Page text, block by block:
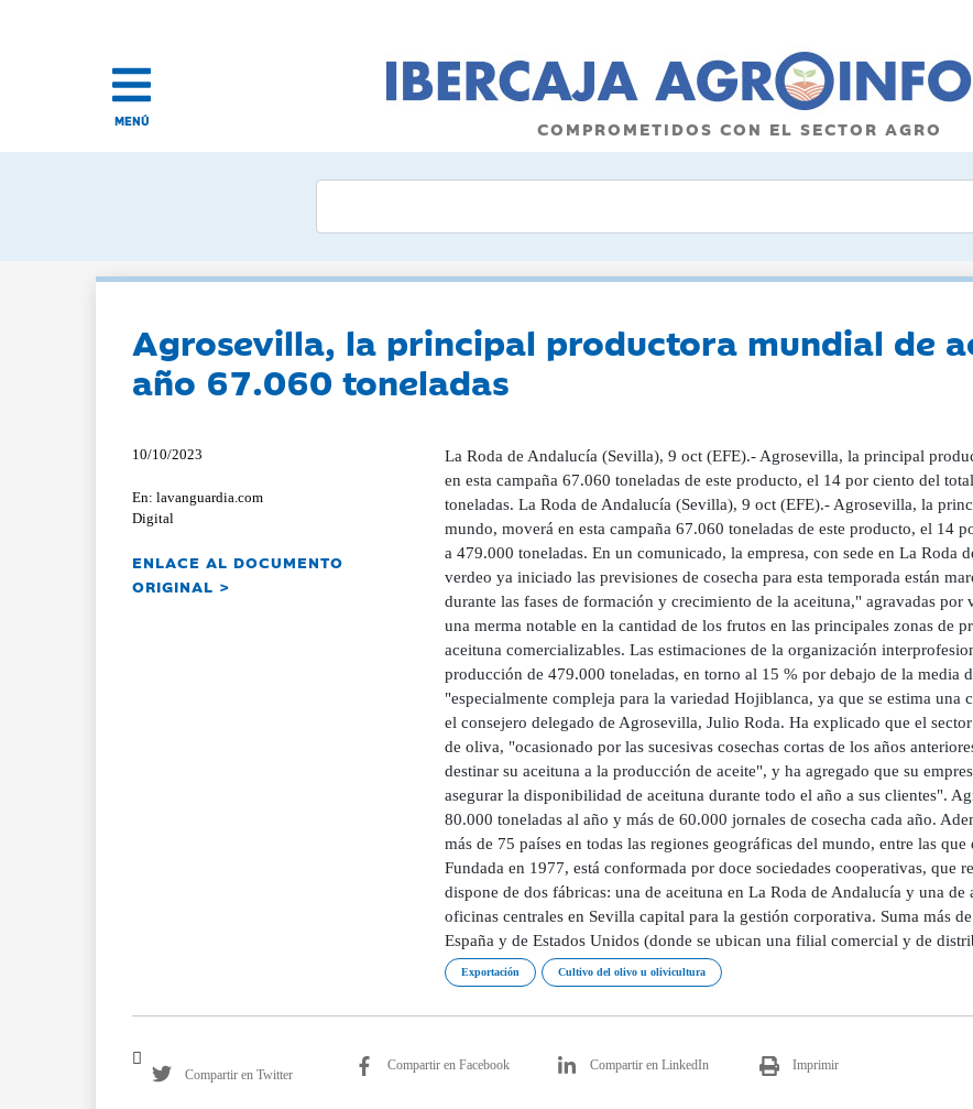
MENÚ COMPROMETIDOS CON EL SECTOR AGRO
Agrosevilla, la principal productora mundial de
año 67.060 toneladas
10/10/2023
En: lavanguardia.com
Digital
ENLACE AL DOCUMENTO
ORIGINAL >
La Roda de Andalucía (Sevilla), 9 oct (EFE).- Agrosevilla, la principal
en esta campaña 67.060 toneladas de este producto, el 14 por ciento del
toneladas. La Roda de Andalucía (Sevilla), 9 oct (EFE).- Agrosevilla, la
mundo, moverá en esta campaña 67.060 toneladas de este producto, el 14
a 479.000 toneladas. En un comunicado, la empresa, con sede en La Roda
verdeo ya iniciado las previsiones de cosecha para esta temporada están
durante las fases de formación y crecimiento de la aceituna," agravadas
una merma notable en la cantidad de los frutos en las principales zonas de
aceituna comercializables. Las estimaciones de la organización
producción de 479.000 toneladas, en torno al 15 % por debajo de la media
"especialmente compleja para la variedad Hojiblanca, ya que se estima una
el consejero delegado de Agrosevilla, Julio Roda. Ha explicado que el
de oliva, "ocasionado por las sucesivas cosechas cortas de los años
destinar su aceituna a la producción de aceite", y ha agregado que su
asegurar la disponibilidad de aceituna durante todo el año a sus clientes".
80.000 toneladas al año y más de 60.000 jornales de cosecha cada año.
más de 75 países en todas las regiones geográficas del mundo, entre las
Fundada en 1977, está conformada por doce sociedades cooperativas, que
dispone de dos fábricas: una de aceituna en La Roda de Andalucía y una
oficinas centrales en Sevilla capital para la gestión corporativa. Suma más
España y de Estados Unidos (donde se ubican una filial comercial y de
Exportación Cultivo del olivo u olivicultura
Compartir en Twitter
Compartir en Facebook Compartir en LinkedIn Imprimir